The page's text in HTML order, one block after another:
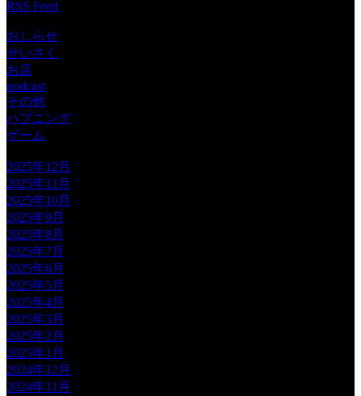
RSS Feed
おしらせ
せいさく
お店
podcast
その他
ハプニング
ゲーム
2025年12月
2025年11月
2025年10月
2025年9月
2025年8月
2025年7月
2025年6月
2025年5月
2025年4月
2025年3月
2025年2月
2025年1月
2024年12月
2024年11月